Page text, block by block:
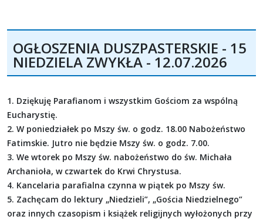
OGŁOSZENIA DUSZPASTERSKIE - 15
NIEDZIELA ZWYKŁA - 12.07.2026
1. Dziękuję Parafianom i wszystkim Gościom za wspólną
Eucharystię.
2. W poniedziałek po Mszy św. o godz. 18.00 Nabożeństwo
Fatimskie. Jutro nie będzie Mszy św. o godz. 7.00.
3. We wtorek po Mszy św. nabożeństwo do św. Michała
Archanioła, w czwartek do Krwi Chrystusa.
4. Kancelaria parafialna czynna w piątek po Mszy św.
5. Zachęcam do lektury „Niedzieli”, „Gościa Niedzielnego”
oraz innych czasopism i książek religijnych wyłożonych przy